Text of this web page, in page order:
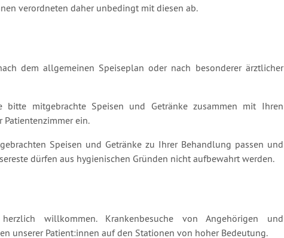
verordneten daher unbedingt mit diesen ab.
dem allgemeinen Speiseplan oder nach besonderer ärztlicher
mitgebrachte Speisen und Getränke zusammen mit Ihren
ein.
Speisen und Getränke zu Ihrer Behandlung passen und
dürfen aus hygienischen Gründen nicht aufbewahrt werden.
willkommen. Krankenbesuche von Angehörigen und
unserer Patient:innen auf den Stationen von hoher Bedeutung.